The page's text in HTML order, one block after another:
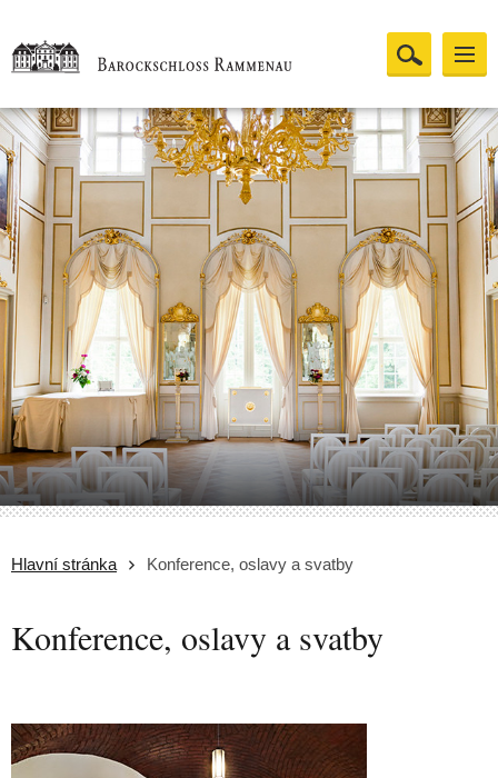
Hlavní stránka Konference, oslavy a svatby
Konference, oslavy a svatby